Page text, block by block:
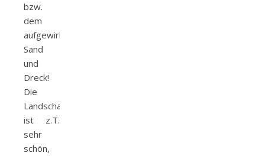
bzw.
dem
aufgewirbelten
Sand
und
Dreck!
Die
Landschaft
ist z.T.
sehr
schön,